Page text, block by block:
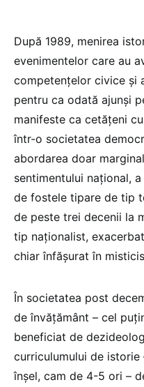
După 1989, menirea
evenimentelor care au
competențelor civice și
pentru ca odată ajunși
manifeste ca cetățeni
într-o societatea
abordarea doar
sentimentului național,
de fostele tipare de tip
de peste trei decenii la
tip naționalist,
chiar înfășurat în
În societatea post
de învățământ – cel
beneficiat de
curriculumului de
înșel, cam de 4-5 ori –